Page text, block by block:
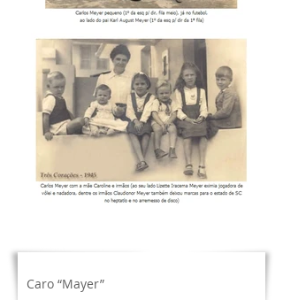
Caro “Mayer”